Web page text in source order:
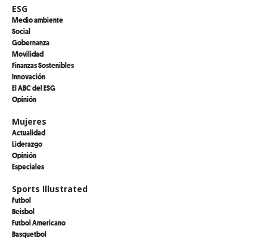
ESG
Medio ambiente
Social
Gobernanza
Movilidad
Finanzas Sostenibles
Innovación
El ABC del ESG
Opinión
Mujeres
Actualidad
Liderazgo
Opinión
Especiales
Sports Illustrated
Futbol
Beisbol
Futbol Americano
Basquetbol